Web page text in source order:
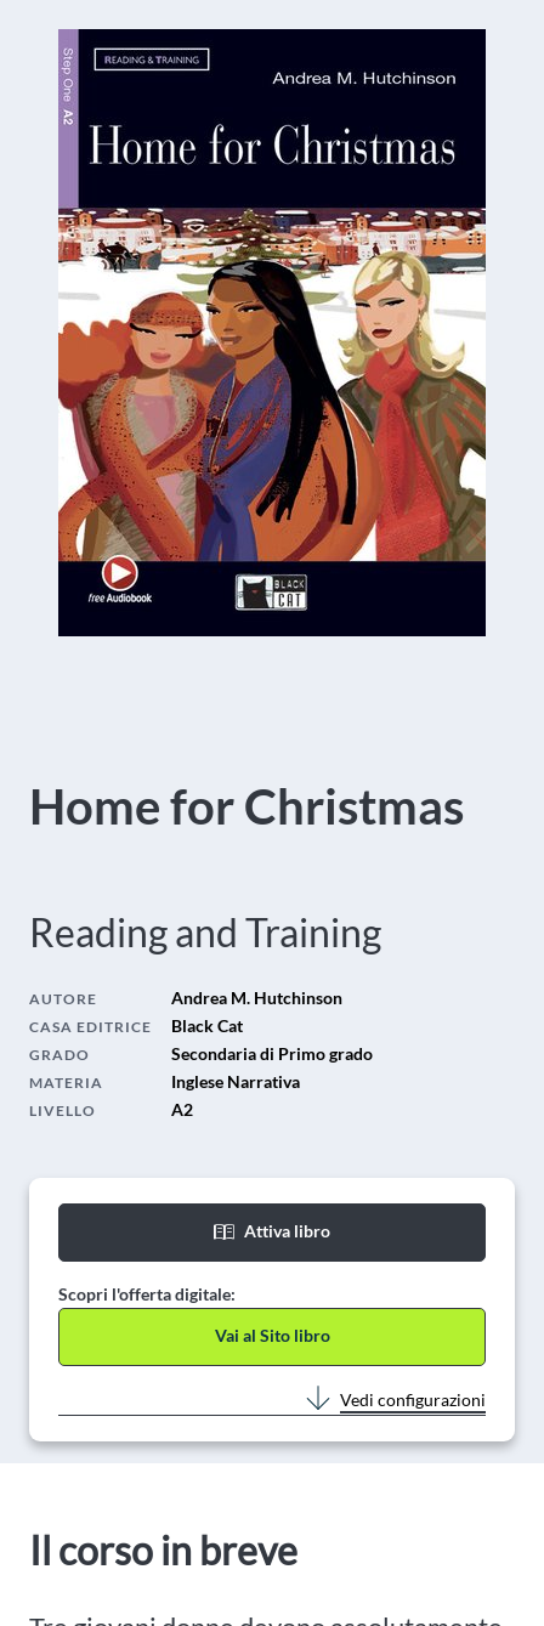
Home for Christmas
Reading and Training
AUTORE Andrea M. Hutchinson
CASA EDITRICE Black Cat
GRADO Secondaria di Primo grado
MATERIA Inglese Narrativa
LIVELLO A2
Attiva libro
Scopri l'offerta digitale:
Vai al Sito libro
Vedi configurazioni
Il corso in breve